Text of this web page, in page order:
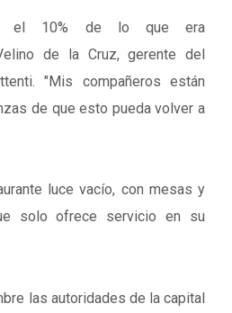
el 10% de lo que era
de la Cruz, gerente del
"Mis compañeros están
de que esto pueda volver a
luce vacío, con mesas y
solo ofrece servicio en su
las autoridades de la capital